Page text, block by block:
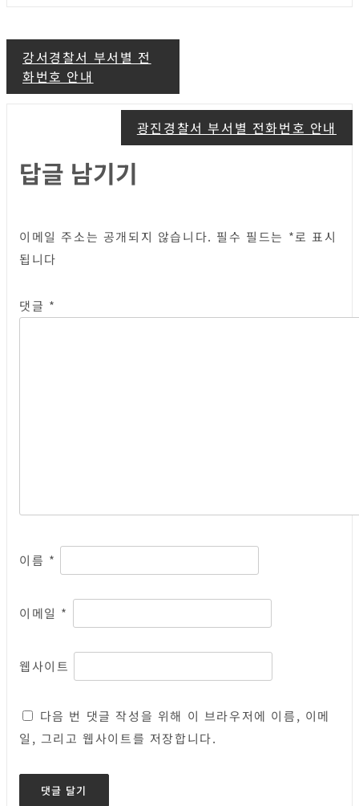
글
탐
강서경찰서 부서별 전
화번호 안내
광진경찰서 부서별 전화번호 안내
답글 남기기
이메일 주소는 공개되지 않습니다. 필수 필드는 *로 표시
됩니다
댓글 *
이름 *
이메일 *
웹사이트
다음 번 댓글 작성을 위해 이 브라우저에 이름, 이메
일, 그리고 웹사이트를 저장합니다.